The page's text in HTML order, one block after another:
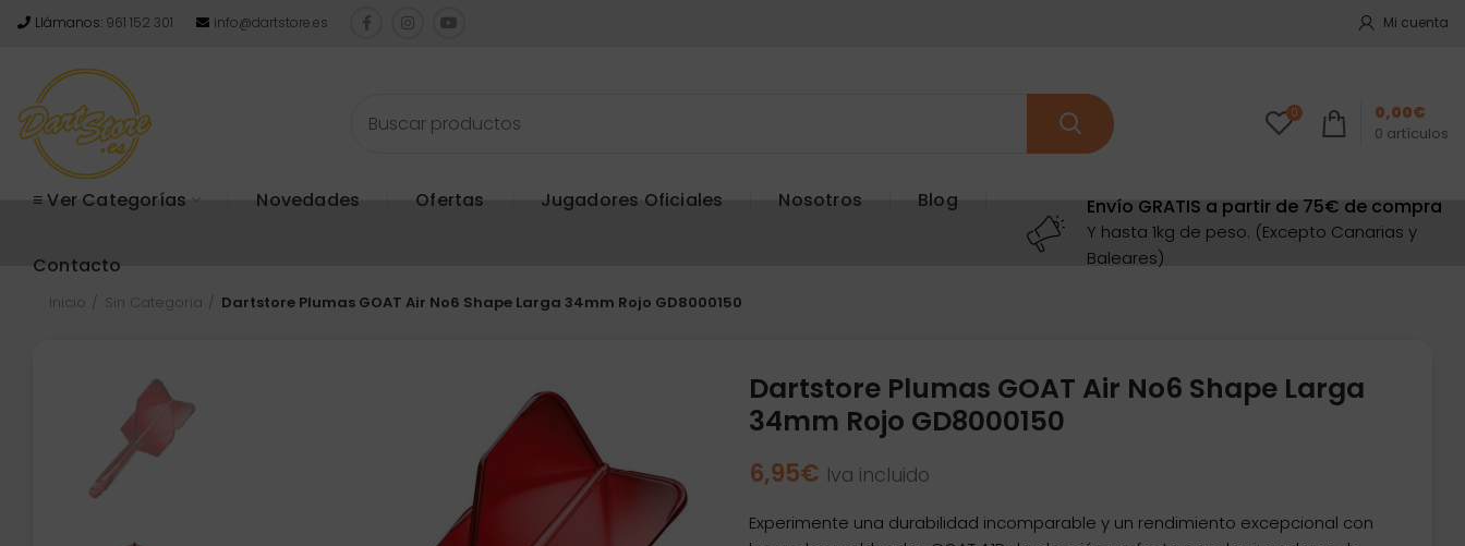
Llámanos: 961 152 301 info@dartstore.es Mi cuenta
0
0 artículos
0,00€
≡ Ver Categorías Novedades Ofertas Jugadores Oficiales Nosotros Blog
Contacto
Envío GRATIS a partir de 75€ de compra
Y hasta 1kg de peso. (Excepto Canarias y
Baleares)
Inicio Sin Categoria Dartstore Plumas GOAT Air No6 Shape Larga 34mm Rojo GD8000150
Dartstore Plumas GOAT Air No6 Shape Larga
34mm Rojo GD8000150
6,95€ Iva incluido
Experimente una durabilidad incomparable y un rendimiento excepcional con